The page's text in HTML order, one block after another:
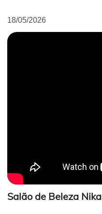
18/05/2026
Salão de Beleza Nika